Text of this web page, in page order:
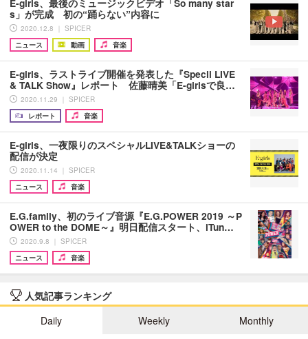
E-girls、最後のミュージックビデオ「So many star
s」が完成 初の“踊らない”内容に
2020.12.8 ｜ SPICER
ニュース
動画 音楽
E-girls、ラストライブ開催を発表した『Specil LIVE
& TALK Show』レポート 佐藤晴美「E-girlsで良…
2020.11.29 ｜ SPICER
レポート
音楽
E-girls、一夜限りのスペシャルLIVE&TALKショーの
配信が決定
2020.11.14 ｜ SPICER
ニュース
音楽
E.G.family、初のライブ音源『E.G.POWER 2019 ～P
OWER to the DOME～』明日配信スタート、iTun…
2020.9.8 ｜ SPICER
ニュース
音楽
人気記事ランキング
Daily
Weekly Monthly